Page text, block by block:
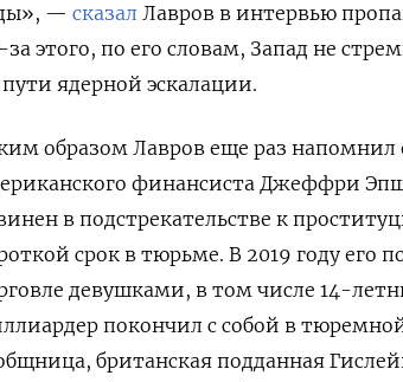
— сказал Лавров в интервью
этого, по его словам, Запад не
ядерной эскалации.
образом Лавров еще раз напомнил
финансиста Джеффри
в подстрекательстве к
срок в тюрьме. В 2019 году его
девушками, в том числе 14-
покончил с собой в
британская подданная